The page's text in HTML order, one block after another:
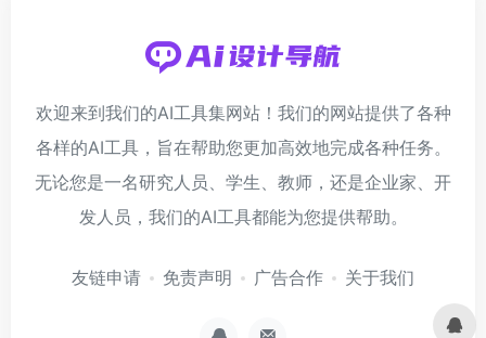
欢迎来到我们的AI工具集网站！我们的网站提供了各种
各样的AI工具，旨在帮助您更加高效地完成各种任务。
无论您是一名研究人员、学生、教师，还是企业家、开
发人员，我们的AI工具都能为您提供帮助。
友链申请 免责声明 广告合作 关于我们